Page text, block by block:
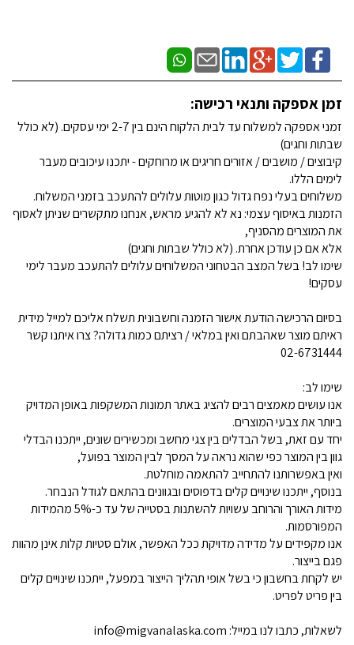
זמן אספקה ותנאי רכישה:
זמני אספקה למשלוח עד לבית הלקוח הינם בין 2-7 ימי עסקים. (לא כולל
שבתות וחגים)
קיבוצים / מושבים / אזורים חריגים או מרוחקים - יתכנו עיכובים מעבר
לימים הללו.
משלוחים בעלי נפח גדול כגון מוטות עלולים להתעכב בזמני המשלוח.
הזמנות באיסוף עצמי: נא לא להגיע מראש, אנחנו מתקשרים שניתן לאסוף
את המוצרים מהסניף,
אלא אם כן עודכן אחרת. (לא כולל שבתות וחגים)
שימו לב! בשל המצב הבטחוני המשלוחים עלולים להתעכב מעבר לימי
עסקים!
בסיום הרכישה הודעת אישור הזמנה וחשבונית תשלח אליכם למייל מידית
ראיתם מוצר שאהבתם ואין במלאי / רציתם כמות גדולה? צרו איתנו קשר
02-6731444
שימו לב:
אנו עושים מאמצים רבים להציג באתר תמונות המשקפות באופן המדויק
ביותר את צבעי המוצרים.
יחד עם זאת, בשל הבדלים בין צגי מחשב ומכשירים שונים, ייתכנו הבדלי
גוון בין המוצר כפי שהוא נראה על המסך לבין המוצר בפועל,
ואין באפשרותנו להתחייב להתאמה מוחלטת.
בנוסף, ייתכנו שינויים קלים בדפוסים ובגוונים בהתאם לגודל הנבחר.
מידות האורך והרוחב עשויות להשתנות בסטייה של עד כ-5% מהמידות
המפורסמות.
אנו מקפידים על מדידה מדויקת ככל האפשר, אולם סטיות קלות אינן מהוות
פגם בייצור.
יש לקחת בחשבון כי בשל אופי תהליך הייצור במפעל, ייתכנו שינויים קלים
בין פריט לפריט.
לשאלות, כתבו לנו במייל: info@migvanalaska.com